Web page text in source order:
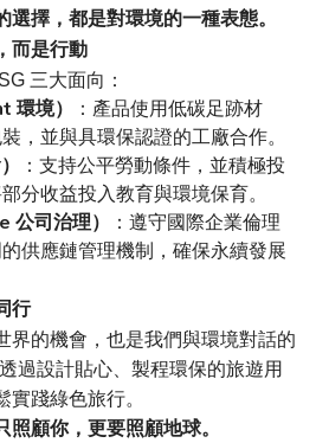
選擇，都是對環境的一種表態。
而是行動
三大面向：
環境）
：產品使用低碳足跡材
，並與具環保認證的工廠合作。
：支持公平勞動條件，並積極投
分收益投入教育與環境保育。
公司治理）
：遵守國際企業倫理
供應鏈管理機制，確保永續發展
行
界的機會，也是我們與環境對話的
過設計貼心、製程環保的旅遊用
踐綠色旅行。
照顧你，更要照顧地球。